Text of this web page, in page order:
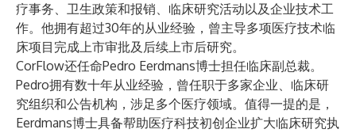
疗事务、卫生政策和报销、临床研究活动以及企业技术工
作。他拥有超过30年的从业经验，曾主导多项医疗技术临
床项目完成上市审批及后续上市后研究。
CorFlow还任命Pedro Eerdmans博士担任临床副总裁。
Pedro拥有数十年从业经验，曾任职于多家企业、临床研
究组织和公告机构，涉足多个医疗领域。值得一提的是，
Eerdmans博士具备帮助医疗科技初创企业扩大临床研究执